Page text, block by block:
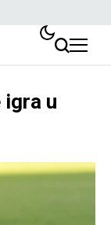
igra u